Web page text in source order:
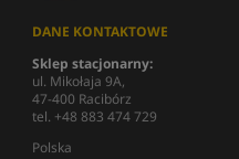
DANE KONTAKTOWE
Sklep stacjonarny:
ul. Mikołaja 9A,
47-400 Racibórz
tel. +48 883 474 729
Polska